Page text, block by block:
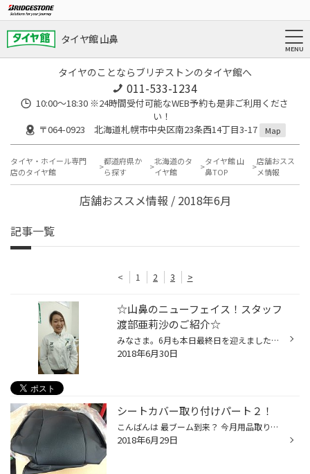
タイヤ館 山鼻
タイヤのことならブリヂストンのタイヤ館へ
011-533-1234
10:00～18:30 ※24時間受付可能なWEB予約も是非ご利用くださ
い！
〒064-0923 北海道札幌市中央区南23条西14丁目3-17
Map
タイヤ・ホイール専門
店のタイヤ館
都道府県か
ら探す
北海道のタ
イヤ館
タイヤ館 山
鼻TOP
店舗おスス
メ情報
店舗おススメ情報 / 2018年6月
記事一覧
< 1 2 3 >
☆山鼻のニューフェイス！スタッフ
渡部亜莉沙のご紹介☆
みなさま。6月も本日最終日を迎えましたね！ 今月もたくさんのご来店、本当にありがとうございました！ 6月が終わったら一年の半分！！なんてあっと言う間…(゜レ゜) このままだとあっと言う間に過ぎてしまいそうなので、今年の夏は何かしらしようかと …考えています☆（とりあえず、考えるだけ考える...
2018年6月30日
シートカバー取り付けパート２！
こんばんは 最ブーム到来？ 今月用品取り付けはシートカバーしか 取り付けしていないような・・・・・ カローラフィールダー様 「Clazzio製」 「交換前」 「交換後」 ステップワゴン様 「Bellezza製」 「交換前」 「交換後」 流石に車種別設計なので フィッティングはバッチシ！！ シートカバーでイ...
2018年6月29日